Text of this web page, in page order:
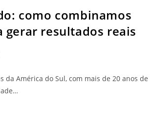
como combinamos
gerar resultados reais
América do Sul, com mais de 20 anos de